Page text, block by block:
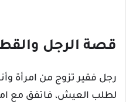
قصة الرجل
رجل فقير تزوج من امرأة
لطلب العيش، فاتفق مع